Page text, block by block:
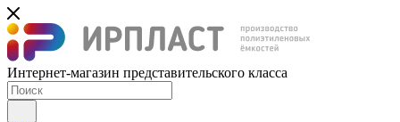
Интернет-магазин представительского класса